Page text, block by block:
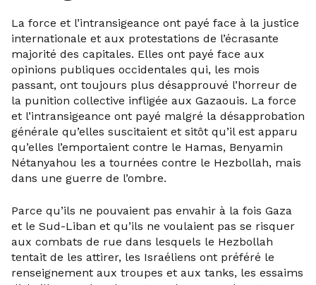
La force et l’intransigeance ont payé face à la justice
internationale et aux protestations de l’écrasante
majorité des capitales. Elles ont payé face aux
opinions publiques occidentales qui, les mois
passant, ont toujours plus désapprouvé l’horreur de
la punition collective infligée aux Gazaouis. La force
et l’intransigeance ont payé malgré la désapprobation
générale qu’elles suscitaient et sitôt qu’il est apparu
qu’elles l’emportaient contre le Hamas, Benyamin
Nétanyahou les a tournées contre le Hezbollah, mais
dans une guerre de l’ombre.
Parce qu’ils ne pouvaient pas envahir à la fois Gaza
et le Sud-Liban et qu’ils ne voulaient pas se risquer
aux combats de rue dans lesquels le Hezbollah
tentait de les attirer, les Israéliens ont préféré le
renseignement aux troupes et aux tanks, les essaims